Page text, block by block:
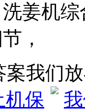
姜机
，
案我们